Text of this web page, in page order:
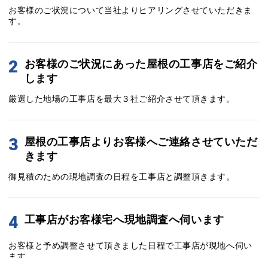
お客様のご状況について当社よりヒアリングさせていただきま
す。
2
お客様のご状況にあった屋根の工事店をご紹介
します
厳選した地場の工事店を最大３社ご紹介させて頂きます。
3 屋根の工事店よりお客様へご連絡させていただ
きます
御見積のための現地調査の日程を工事店と調整頂きます。
4 工事店がお客様宅へ現地調査へ伺います
お客様と予め調整させて頂きました日程で工事店が現地へ伺い